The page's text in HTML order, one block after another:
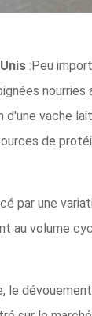
:Peu
vache
de
par une
au volume
le